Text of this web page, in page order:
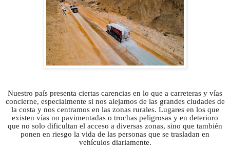
Nuestro país presenta ciertas carencias en lo que a carreteras y vías
concierne, especialmente si nos alejamos de las grandes ciudades de
la costa y nos centramos en las zonas rurales. Lugares en los que
existen vías no pavimentadas o trochas peligrosas y en deterioro
que no solo dificultan el acceso a diversas zonas, sino que también
ponen en riesgo la vida de las personas que se trasladan en
vehículos diariamente.